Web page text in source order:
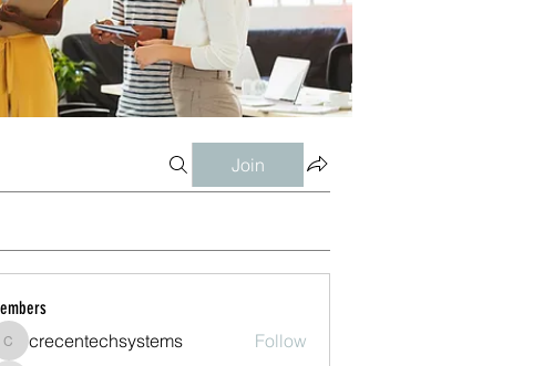
Join
crecentechsystems
crecentechsystems Follow